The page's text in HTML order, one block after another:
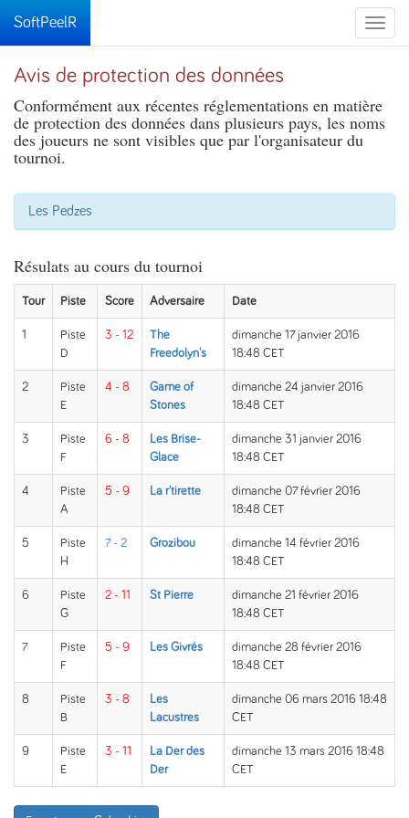
Toggle
SoftPeelR
Avis de protection des données
Conformément aux récentes réglementations en matière
de protection des données dans plusieurs pays, les noms
des joueurs ne sont visibles que par l'organisateur du
tournoi.
Les Pedzes
Résulats au cours du tournoi
Tour Piste Score Adversaire Date
1
Piste
D
3 - 12
The
Freedolyn's
dimanche 17 janvier 2016
18:48 CET
2
Piste
E
4 - 8
Game of
Stones
dimanche 24 janvier 2016
18:48 CET
3
Piste
F
6 - 8
Les Brise-
Glace
dimanche 31 janvier 2016
18:48 CET
4
Piste
A
5 - 9 La r'tirette
dimanche 07 février 2016
18:48 CET
5
Piste
H
7 - 2 Grozibou
dimanche 14 février 2016
18:48 CET
6
Piste
G
2 - 11 St Pierre
dimanche 21 février 2016
18:48 CET
7
Piste
F
5 - 9 Les Givrés
dimanche 28 février 2016
18:48 CET
8
Piste
B
3 - 8
Les
Lacustres
dimanche 06 mars 2016 18:48
CET
9
Piste
E
3 - 11
La Der des
Der
dimanche 13 mars 2016 18:48
CET